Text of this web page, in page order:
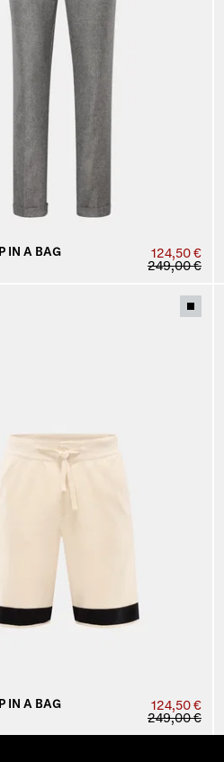
IN A BAG
124,50 €
249,00 €
IN A BAG
124,50 €
249,00 €